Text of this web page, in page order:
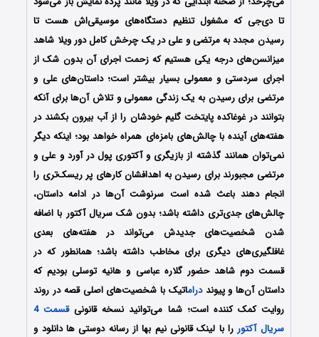
تا دی‌جی که مشغول تنظیم دستگاه‌های موسیقی‌اش هست تا
رسیدن مجدد به مرتضی و علی در یک چرخش کامل دور ویلا شاهد
میزانسن‌های درجه یکی هستیم که زحمت اجرای آن بدون شک از
اجرای سردستی و معمولی بسیار بیشتر است؛ داستان‌های علی و
مرتضی برای رسیدن به یک زندگی معمولی و تلاش آن‌ها برای آنکه
بتوانند در غوغاکده پایتخت گلیم خودشان را از آب بیرون بکشند در
هفته‌های آینده با چالش‌های بامزه‌ای همراه خواهد بود؛ اینکه دیگر
نمی‌توان همانند گذشته از بازیگری و آکتوری پول در آورد و علی و
مرتضی مجبورند برای رسیدن به اهدافشان کارهای پر ریسک‌تری را
انجام دهند باعث شده است سرنوشت آن‌ها در ادامه داستان،
چالش‌های جدی‌تری داشته باشد؛ بدون شک سریال آکتور با اضافه
شدن شخصیت‌های جدیدش می‌تواند در هفته‌های بعدی
غافلگیری‌های دیگری برای مخاطب داشته باشد؛ همانطور که در
قسمت دوم شاهد حضور گلاره عباسی و هانیه توسلی بودیم که
داستان آن‌ها و پیونددراماتیک با شخصیت‌های اصلی قصه در روند
روایت کمک کننده است؛ شما می‌توانید نسخه قانونی
قسمت 4
سریال آکتور را با لینک قانونی نیم بها از رسانه دوستی ها دانلود و